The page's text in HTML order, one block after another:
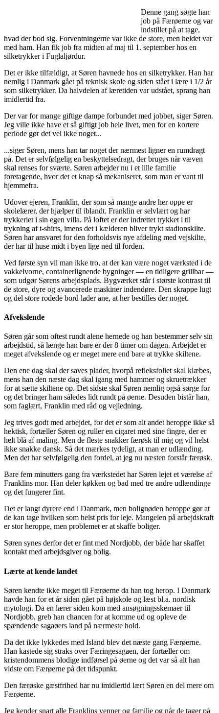
Denne gang søgte han
job på Færøerne og var
indstillet på at tage,
hvad der bod sig. Forventningerne var ikke de store, men heldet var
med ham. Han fik job fra mid­ten af maj til 1. september hos en
silketryk­ker i Fuglaljørdur.
Det er ikke tilfældigt, at Søren havnede hos en silketrykker. Han har
nemlig i Dan­mark gået på teknisk skole og siden stået i lære i 1/2 år
som silketrykker. Da halvdelen af læretiden var udstået, sprang han
imid­lertid fra.
Der var for mange giftige dampe for­bundet med jobbet, siger Søren.
Jeg ville ikke have et så giftigt job hele livet, men for en kortere
periode gør det vel ikke noget...
...siger Søren, mens han tar noget der nærmest ligner en rumdragt
på. Det er selvfølgelig en beskyttelsedragt, der bruges når væven
skal renses for svær­te. Søren arbejder nu i et lille familie
foretagende, hvor det et knap så mekaniseret, som man er vant til
hjemmefra.
Udover ejeren, Franklin, der som så mange andre her oppe er
skolelærer, der hjælper til iblandt. Franklin er selvlært og har
trykkeriet i sin egen villa. På loftet er der indrettet trykket i til
trykning af t-shirts, imens det i kælderen bliver trykt stadionskilte.
Søren har ansvaret for den forholdsvis nye afdeling med vejskilte,
der har til huse midt i byen lige ned til forden.
Ved første syn vil man ikke tro, at der kan være noget værksted i de
vakkelvorne, containerlignende bygninger — en tidligere grillbar —
som udgør Sørens arbejdsplads. Bygværket står i største kontrast til
de store, dyre og avancerede maskiner indendøre. Den skrappe lugt
og del store rodede bord lader ane, at her bestilles der noget.
Afvekslende
Søren går som oftest rundt alene hernede og han bestemmer selv sin
arbejdstid, så længe han bare er der 8 timer om dagen. Arbejdet er
meget afvekslende og er meget mere end bare at trykke skiltene.
Den ene dag skal der saves plader, hvor­på refleksfoliet skal klæbes,
mens han den næste dag skal igang med hammer og skruetrækker
for at sætte skiltene op. Det sidste skal Søren nemlig også sørge for
og det bringer ham således lidt rundt på øerne. Desuden bistår han,
som faglært, Franklin med råd og vejledning.
Jeg trives godt med arbejdet, for det er som alt andet heroppe ikke så
hektisk, for­tæller Søren og ruller en cigaret med sine fingre, der er
helt blå af maling. Men de fleste snakker færøsk til mig og vil helst
ikke snakke dansk. Så det mærkes tydeligt, at man er udlænding.
Men det har selvfølgelig den fordel, at jeg nu næsten forstår færøsk.
Bare fem minutters gang fra værkstedet har Søren lejet et værelse af
Franklins mor. Han deler køkken og bad med tre andre udlændinge
og det fungerer fint.
Det er langt dyrere end i Danmark, men bolignøden heroppe gør at
de kan tage hvilken som helst pris for leje. Mangelen på arbejdskraft
er stor herop­pe, men problemet er at skaffe boliger.
Søren synes derfor det er fint med Nord­jobb, der både har skaffet
kontakt med ar­bejdsgiver og bolig.
Lærte at kende landet
Søren kendte ikke meget til Færøerne da han tog herop. I Danmark
havde han for et år siden gået på højskole og læst bl.a. nordisk
mytologi. Da en lærer siden kom med ansøgningsskemaer til
Nordjobb, greb han chancen for at komme ud og opleve de
spændende sagaøers land på nærmeste hold.
Da det ikke lykkedes med Island blev det næste gang Færøerne.
Han kastede sig straks over Færingesagaen, der fortæller om
kristendommens blodige indførsel på øerne og det var så alt han
vidste om Færøerne på det tidspunkt.
Den færøske gæstfrihed har nu imidlertid lært Søren en del mere om
Færøerne.
Jeg kender snart alle Franklins venner og familie og når de tager på